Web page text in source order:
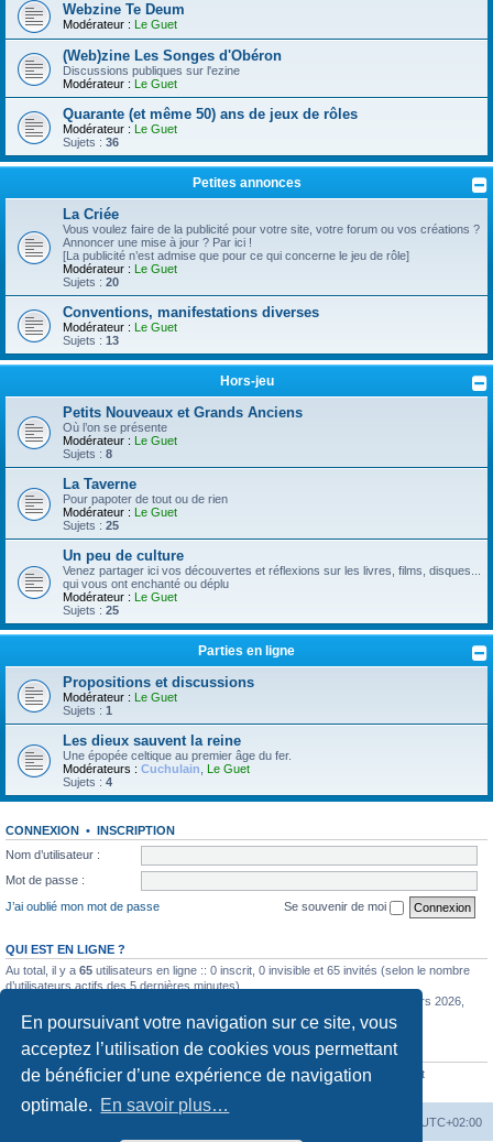
En poursuivant votre navigation sur ce site, vous
acceptez l’utilisation de cookies vous permettant
de bénéficier d’une expérience de navigation
optimale. En savoir plus…
Webzine Te Deum
Modérateur : Le Guet
(Web)zine Les Songes d'Obéron
Discussions publiques sur l'ezine
Modérateur : Le Guet
Quarante (et même 50) ans de jeux de rôles
Modérateur : Le Guet
Sujets : 36
Petites annonces
La Criée
Vous voulez faire de la publicité pour votre site, votre forum ou vos créations ?
Annoncer une mise à jour ? Par ici !
[La publicité n’est admise que pour ce qui concerne le jeu de rôle]
Modérateur : Le Guet
Sujets : 20
Conventions, manifestations diverses
Modérateur : Le Guet
Sujets : 13
Hors-jeu
Petits Nouveaux et Grands Anciens
Où l’on se présente
Modérateur : Le Guet
Sujets : 8
La Taverne
Pour papoter de tout ou de rien
Modérateur : Le Guet
Sujets : 25
Un peu de culture
Venez partager ici vos découvertes et réflexions sur les livres, films, disques...
qui vous ont enchanté ou déplu
Modérateur : Le Guet
Sujets : 25
Parties en ligne
Propositions et discussions
Modérateur : Le Guet
Sujets : 1
Les dieux sauvent la reine
Une épopée celtique au premier âge du fer.
Modérateurs : Cuchulain
Le Guet
Sujets : 4
CONNEXION • INSCRIPTION
Nom d’utilisateur :
Mot de passe :
J’ai oublié mon mot de passe
Se souvenir de moi
QUI EST EN LIGNE ?
Au total, il y a 65 utilisateurs en ligne :: 0 inscrit, 0 invisible et 65 invités (selon le nombre
d’utilisateurs actifs des 5 dernières minutes)
le 11 mars 2026,
12:57
STATISTIQUES
6351messages •442 sujets •770membres • Notre membre le plus récent est
UTC+02:00